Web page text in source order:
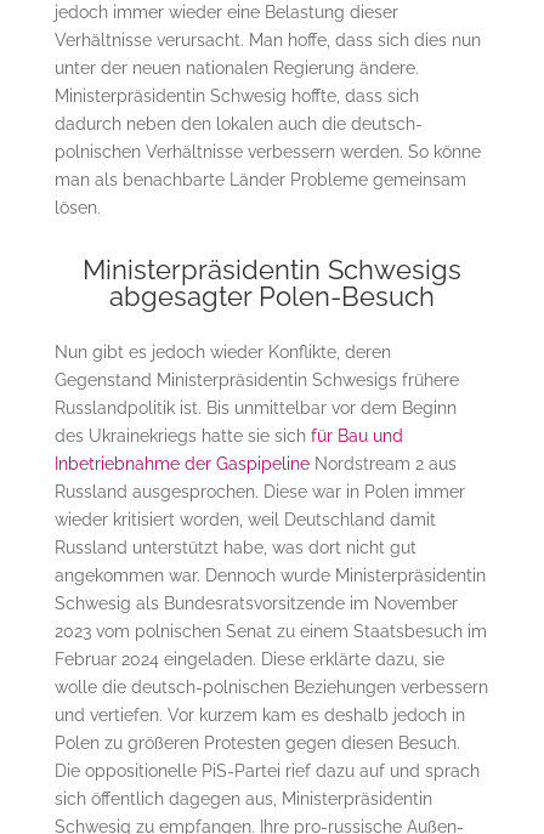
jedoch immer wieder eine Belastung dieser
Verhältnisse verursacht. Man hoffe, dass sich dies nun
unter der neuen nationalen Regierung ändere.
Ministerpräsidentin Schwesig hoffte, dass sich
dadurch neben den lokalen auch die deutsch-
polnischen Verhältnisse verbessern werden. So könne
man als benachbarte Länder Probleme gemeinsam
lösen.
Ministerpräsidentin Schwesigs
abgesagter Polen-Besuch
Nun gibt es jedoch wieder Konflikte, deren
Gegenstand Ministerpräsidentin Schwesigs frühere
Russlandpolitik ist. Bis unmittelbar vor dem Beginn
des Ukrainekriegs hatte sie sich für Bau und
Inbetriebnahme der GaspipelineNordstream 2 aus
Russland ausgesprochen. Diese war in Polen immer
wieder kritisiert worden, weil Deutschland damit
Russland unterstützt habe, was dort nicht gut
angekommen war. Dennoch wurde Ministerpräsidentin
Schwesig als Bundesratsvorsitzende im November
2023 vom polnischen Senat zu einem Staatsbesuch im
Februar 2024 eingeladen. Diese erklärte dazu, sie
wolle die deutsch-polnischen Beziehungen verbessern
und vertiefen. Vor kurzem kam es deshalb jedoch in
Polen zu größeren Protesten gegen diesen Besuch.
Die oppositionelle PiS-Partei rief dazu auf und sprach
sich öffentlich dagegen aus, Ministerpräsidentin
Schwesig zu empfangen. Ihre pro-russische Außen-